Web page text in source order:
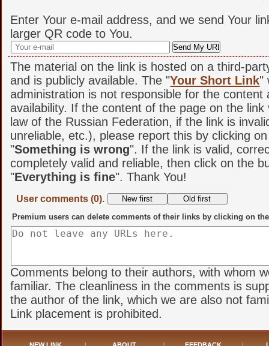
Enter Your e-mail address, and we send Your
larger QR code to You.
The material on the link is hosted on a third-
and is publicly available. The "Your Short Link"
administration is not responsible for the content
availability. If the content of the page on the link
law of the Russian Federation, if the link is
unreliable, etc.), please report this by clicking
"Something is wrong". If the link is valid,
completely valid and reliable, then click on the
"Everything is fine". Thank You!
User comments (0).
Premium users can delete comments of their links by clicking on
Comments belong to their authors, with whom
familiar. The cleanliness in the comments is
the author of the link, which we are also not
Link placement is prohibited.